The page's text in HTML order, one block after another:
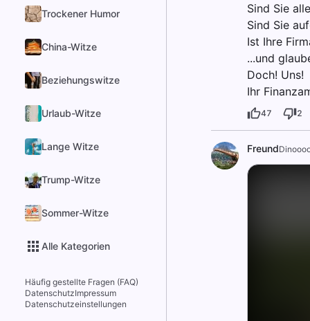
Trockener Humor
China-Witze
Beziehungswitze
Urlaub-Witze
Lange Witze
Trump-Witze
Sommer-Witze
Alle Kategorien
Häufig gestellte Fragen (FAQ)
DatenschutzImpressum
Datenschutzeinstellungen
Sind Sie
Sind Sie
Ist Ihre
...und
Doch! Uns!
Ihr
47 2
Freund